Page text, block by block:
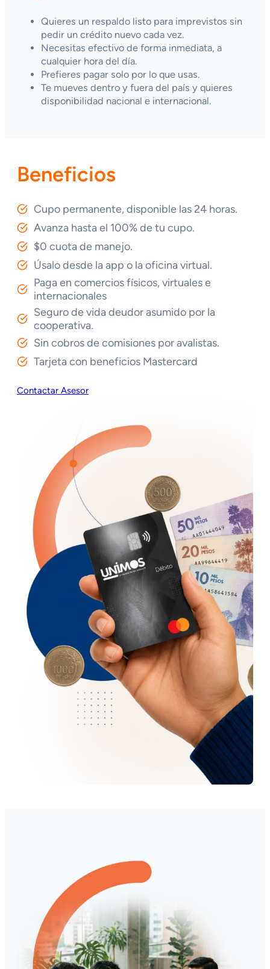
Quieres un respaldo listo para imprevistos sin
pedir un crédito nuevo cada vez.
Necesitas efectivo de forma inmediata, a
cualquier hora del día.
Prefieres pagar solo por lo que usas.
Te mueves dentro y fuera del país y quieres
disponibilidad nacional e internacional.
Beneficios
Cupo permanente, disponible las 24 horas.
Avanza hasta el 100% de tu cupo.
$0 cuota de manejo.
Úsalo desde la app o la oficina virtual.
Paga en comercios físicos, virtuales e
internacionales
Seguro de vida deudor asumido por la
cooperativa.
Sin cobros de comisiones por avalistas.
Tarjeta con beneficios Mastercard
Contactar Asesor